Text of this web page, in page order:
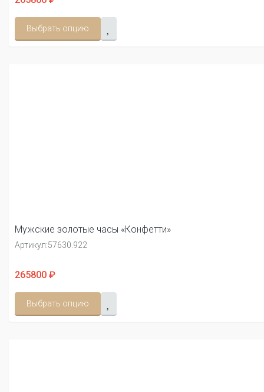
Выбрать опцию
Мужские золотые часы «Конфетти»
Артикул:57630.922
265800 ₽
Выбрать опцию